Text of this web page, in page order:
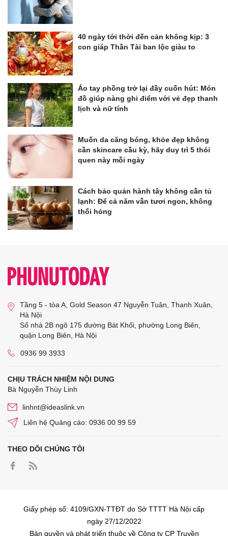
40 ngày tới thời đến cản không kịp: 3
con giáp Thần Tài ban lộc giàu to
Áo tay phồng trở lại đầy cuốn hút: Món
đồ giúp nàng ghi điểm với vẻ đẹp thanh
lịch và nữ tính
Muốn da căng bóng, khỏe đẹp không
cần skincare cầu kỳ, hãy duy trì 5 thói
quen này mỗi ngày
Cách bảo quản hành tây không cần tủ
lạnh: Để cả năm vẫn tươi ngon, không
thối hỏng
Tầng 5 - tòa A, Gold Season 47 Nguyễn Tuân, Thanh Xuân,
Hà Nội
Số nhà 2B ngõ 175 đường Bát Khối, phường Long Biên,
quận Long Biên, Hà Nội
0936 99 3933
CHỊU TRÁCH NHIỆM NỘI DUNG
Bà Nguyễn Thùy Linh
linhnt@ideaslink.vn
Liên hệ Quảng cáo: 0936 00 99 59
THEO DÕI CHÚNG TÔI
Giấy phép số: 4109/GXN-TTĐT do Sở TTTT Hà Nội cấp
ngày 27/12/2022
Bản quyền và phát triển thuộc về Công ty CP Truyền